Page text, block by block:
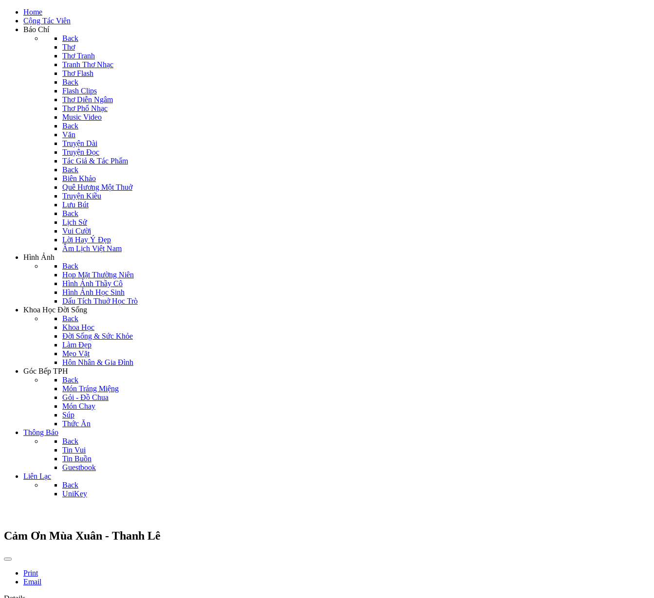
Home
Cộng Tác Viên
Báo Chí
Back
Thơ
Thơ Tranh
Tranh Thơ Nhạc
Thơ Flash
Back
Flash Clips
Thơ Diễn Ngâm
Thơ Phổ Nhạc
Music Video
Back
Văn
Truyện Dài
Truyện Đọc
Tác Giả & Tác Phẩm
Back
Biên Khảo
Quê Hương Một Thuở
Truyện Kiều
Lưu Bút
Back
Lịch Sử
Vui Cười
Lời Hay Ý Đẹp
Âm Lịch Việt Nam
Hình Ảnh
Back
Họp Mặt Thường Niên
Hình Ảnh Thầy Cô
Hình Ảnh Học Sinh
Dấu Tích Thuở Học Trò
Khoa Học Đời Sống
Back
Khoa Học
Đời Sống & Sức Khỏe
Làm Đẹp
Mẹo Vặt
Hôn Nhân & Gia Đình
Góc Bếp TPH
Back
Món Tráng Miệng
Gỏi - Đồ Chua
Món Chay
Súp
Thức Ăn
Thông Báo
Back
Tin Vui
Tin Buồn
Guestbook
Liên Lạc
Back
UniKey
Cảm Ơn Mùa Xuân - Thanh Lê
Print
Email